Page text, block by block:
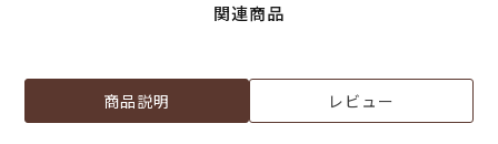
関連商品
商品説明 レビュー